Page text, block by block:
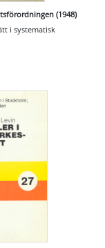
(1948)
i systematisk